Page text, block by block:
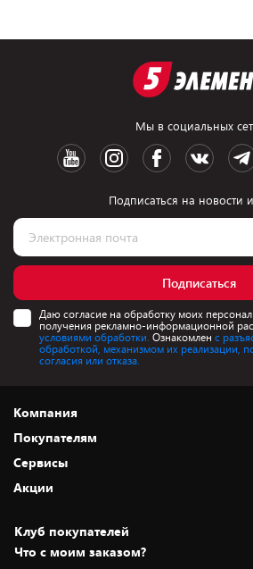
Мы в социальных
Подписаться на новости
Подписаться
Даю согласие на обработку моих
получения рекламно-информационной
условиями обработки. Ознакомлен с
обработкой, механизмом их реализации,
согласия или отказа.
Компания
О нас
Адреса магазинов
Новости
Статьи и обзоры
Вакансии
Покупателям
Как сделать заказ
Оплата и доставка
Безналичный расчёт
Обмен и возврат товара
Сервисы
Установка техники
Для игровых консолей
Акции
Скидки и промокоды
Белорусские товары
Клуб покупателей
Что с моим заказом?